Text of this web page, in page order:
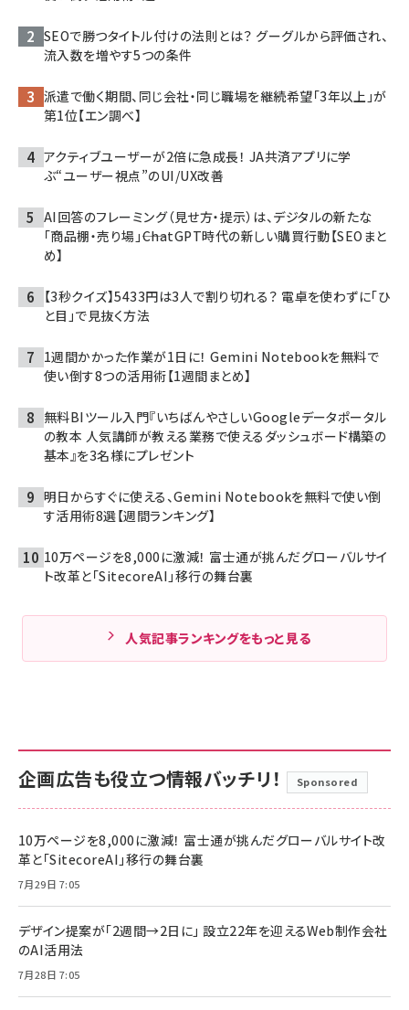
SEOで勝つタイトル付けの法則とは？ グーグルから評価され、
流入数を増やす5つの条件
派遣で働く期間、同じ会社・同じ職場を継続希望「3年以上」が
第1位【エン調べ】
アクティブユーザーが2倍に急成長！ JA共済アプリに学
ぶ“ユーザー視点”のUI/UX改善
AI回答のフレーミング（見せ方・提示）は、デジタルの新たな
「商品棚・売り場」――ChatGPT時代の新しい購買行動【SEOまと
め】
【3秒クイズ】5433円は3人で割り切れる？ 電卓を使わずに「ひ
と目」で見抜く方法
1週間かかった作業が1日に！ Gemini Notebookを無料で
使い倒す8つの活用術【1週間まとめ】
無料BIツール入門『いちばんやさしいGoogleデータポータル
の教本 人気講師が教える業務で使えるダッシュボード構築の
基本』を3名様にプレゼント
明日からすぐに使える、Gemini Notebookを無料で使い倒
す活用術8選【週間ランキング】
10万ページを8,000に激減！ 富士通が挑んだグローバルサイ
ト改革と「SitecoreAI」移行の舞台裏
人気記事ランキングをもっと見る
企画広告も役立つ情報バッチリ！ Sponsored
10万ページを8,000に激減！ 富士通が挑んだグローバルサイト改
革と「SitecoreAI」移行の舞台裏
7月29日 7:05
デザイン提案が「2週間→2日に」 設立22年を迎えるWeb制作会社
のAI活用法
7月28日 7:05